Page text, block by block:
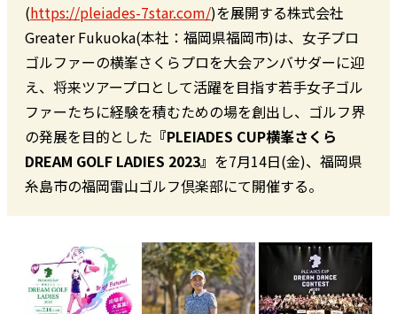
(https://pleiades-7star.com/)を展開する株式会社
Greater Fukuoka(本社：福岡県福岡市)は、女子プロ
ゴルファーの横峯さくらプロを大会アンバサダーに迎
え、将来ツアープロとして活躍を目指す若手女子ゴル
ファーたちに経験を積むための場を創出し、ゴルフ界
の発展を目的とした 『PLEIADES CUP横峯さくら
DREAM GOLF LADIES 2023』 を7月14日(金)、福岡県
糸島市の福岡雷山ゴルフ倶楽部にて開催する。